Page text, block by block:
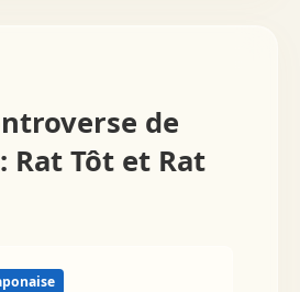
de
Rat Tôt et Rat